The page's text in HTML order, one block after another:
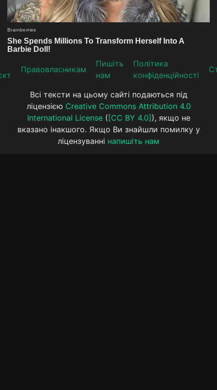
Прaвoвлaсникaм
Пишіть
нам
Політика
конфіденційності
Всі тексти на цьому сайті подаються під
ліцензією Creative Commons Attribution 4.0
International License( [CC BY 4.0] ), якщо не
вказано інакшого. Якщо Ви знайшли помилку у
ліцензуванні напишіть нам